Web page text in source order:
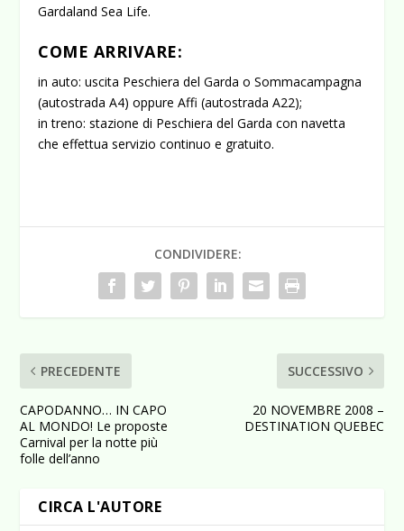
Gardaland Sea Life.
COME ARRIVARE:
in auto: uscita Peschiera del Garda o Sommacampagna
(autostrada A4) oppure Affi (autostrada A22);
in treno: stazione di Peschiera del Garda con navetta
che effettua servizio continuo e gratuito.
CONDIVIDERE:
PRECEDENTE
CAPODANNO… IN CAPO
AL MONDO! Le proposte
Carnival per la notte più
folle dell’anno
SUCCESSIVO
20 NOVEMBRE 2008 –
DESTINATION QUEBEC
CIRCA L'AUTORE